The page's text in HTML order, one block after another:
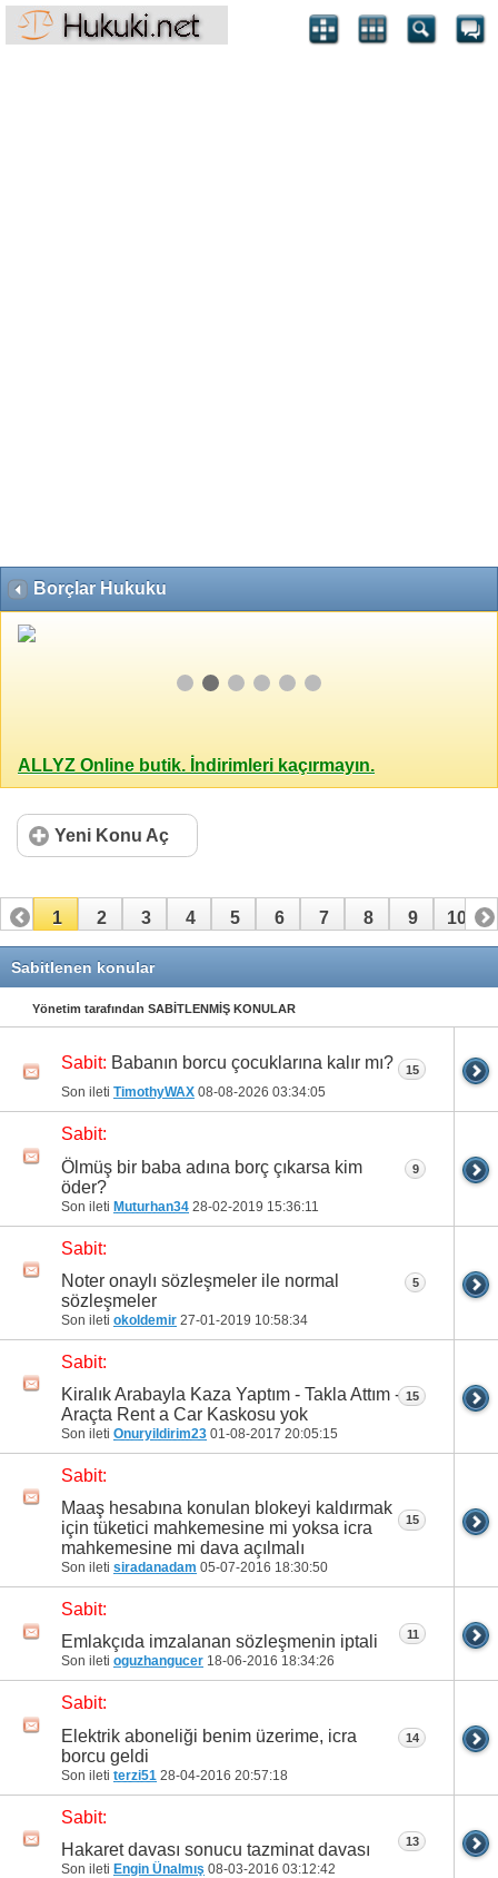
Borçlar Hukuku
ALLYZ Online butik. İndirimleri kaçırmayın.
Yeni Konu Aç
1 2 3 4 5 6 7 8 9 10
11 12 13
21 22 23 24 25 26
31 32 33 34 36 37
41 42 43 44 45 46 47
51 52
61 62 69 70
71
Sabitlenen konular
Yönetim tarafından SABİTLENMİŞ KONULAR
Sabit: Babanın borcu çocuklarına kalır mı?
Son ileti TimothyWAX 08-08-2026 03:34:05
15
Sabit:
Ölmüş bir baba adına borç çıkarsa kim
öder?
Son ileti Muturhan34 28-02-2019 15:36:11
9
Sabit:
Noter onaylı sözleşmeler ile normal
sözleşmeler
Son ileti okoldemir 27-01-2019 10:58:34
5
Sabit:
Kiralık Arabayla Kaza Yaptım - Takla Attım -
Araçta Rent a Car Kaskosu yok
Son ileti Onuryildirim23 01-08-2017 20:05:15
15
Sabit:
Maaş hesabına konulan blokeyi kaldırmak
için tüketici mahkemesine mi yoksa icra
mahkemesine mi dava açılmalı
Son ileti siradanadam 05-07-2016 18:30:50
15
Sabit:
Emlakçıda imzalanan sözleşmenin iptali
Son ileti oguzhangucer 18-06-2016 18:34:26
11
Sabit:
Elektrik aboneliği benim üzerime, icra
borcu geldi
Son ileti terzi51 28-04-2016 20:57:18
14
Sabit:
Hakaret davası sonucu tazminat davası
Son ileti Engin Ünalmış 08-03-2016 03:12:42
13